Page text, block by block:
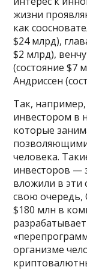
жизни
как
$24 млрд),
$2 млрд),
(состояние $7
Андриссен
Так,
инвестором в
которые
человека.
инвесторов —
вложили в эти
свою очередь,
$180 млн в
организме